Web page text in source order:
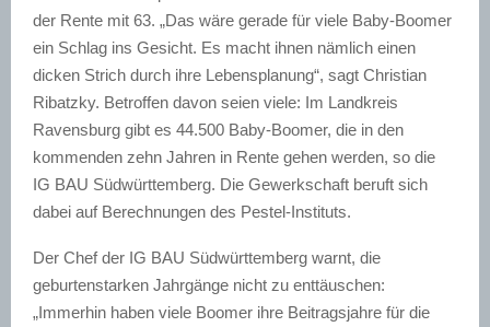
der Rente mit 63. „Das wäre gerade für viele Baby-Boomer
ein Schlag ins Gesicht. Es macht ihnen nämlich einen
dicken Strich durch ihre Lebensplanung“, sagt Christian
Ribatzky. Betroffen davon seien viele: Im Landkreis
Ravensburg gibt es 44.500 Baby-Boomer, die in den
kommenden zehn Jahren in Rente gehen werden, so die
IG BAU Südwürttemberg. Die Gewerkschaft beruft sich
dabei auf Berechnungen des Pestel-Instituts.
Der Chef der IG BAU Südwürttemberg warnt, die
geburtenstarken Jahrgänge nicht zu enttäuschen:
„Immerhin haben viele Boomer ihre Beitragsjahre für die